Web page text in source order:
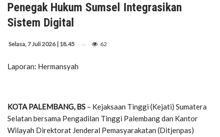
Penegak Hukum Sumsel Integrasikan
Sistem Digital
Selasa, 7 Juli 2026 | 18.45 62
Laporan: Hermansyah
KOTA PALEMBANG, BS – Kejaksaan Tinggi (Kejati) Sumatera
Selatan bersama Pengadilan Tinggi Palembang dan Kantor
Wilayah Direktorat Jenderal Pemasyarakatan (Ditjenpas)